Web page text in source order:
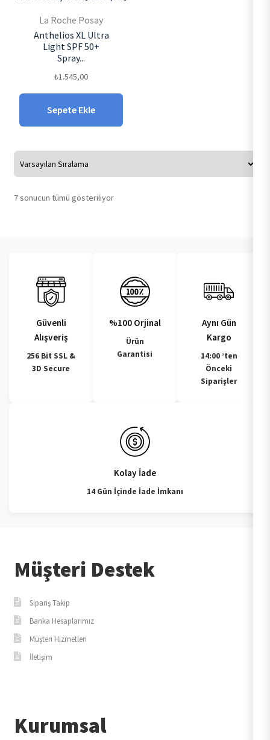
La Roche Posay
Anthelios XL Ultra
Light SPF 50+
Spray...
₺1.545,00
Sepete Ekle
7 sonucun tümü gösteriliyor
Güvenli
Alışveriş
256 Bit SSL &
3D Secure
%100 Orjinal
Ürün
Garantisi
Aynı Gün
Kargo
14:00 ’ten
Önceki
Siparişler
Kolay İade
14 Gün İçinde İade İmkanı
Müşteri Destek
Sipariş Takip
Banka Hesaplarımız
Müşteri Hizmetleri
İletişim
Kurumsal